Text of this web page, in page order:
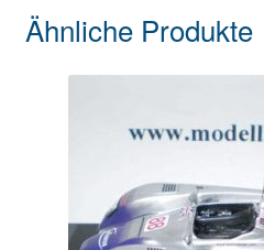
Ähnliche Produkte